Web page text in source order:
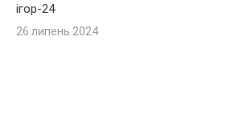
ігор-24
26 липень 2024